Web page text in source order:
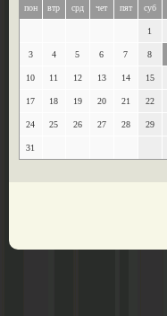
пон втр срд чет пят суб
1
3 4 5 6 7 8
10 11 12 13 14 15
17 18 19 20 21 22
24 25 26 27 28 29
31